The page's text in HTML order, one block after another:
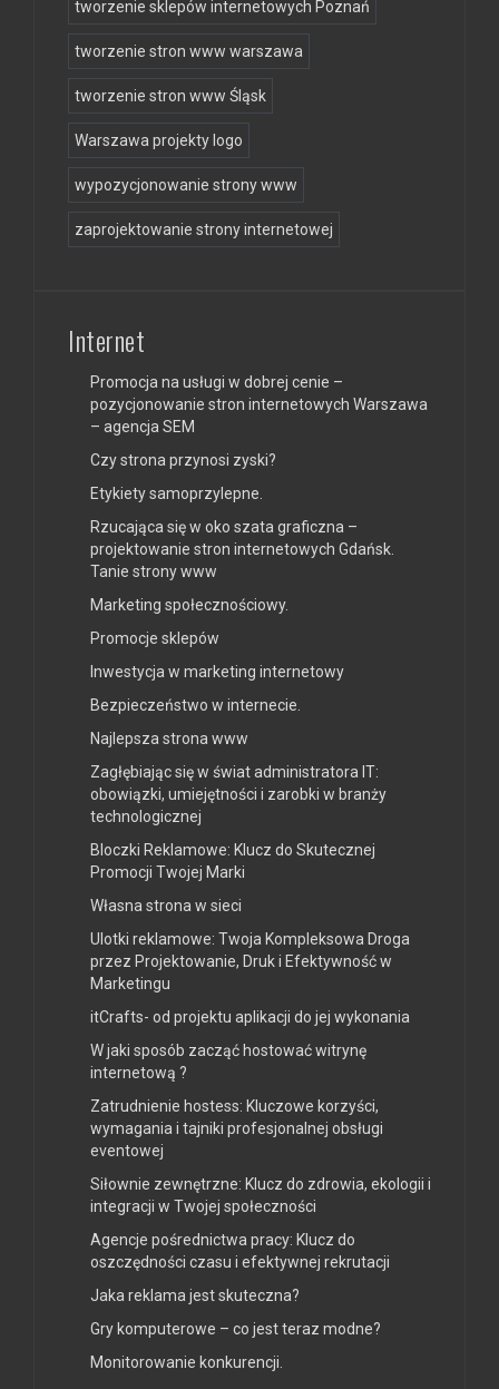
tworzenie sklepów internetowych Poznań
tworzenie stron www warszawa
tworzenie stron www Śląsk
Warszawa projekty logo
wypozycjonowanie strony www
zaprojektowanie strony internetowej
Internet
Promocja na usługi w dobrej cenie –
pozycjonowanie stron internetowych Warszawa
– agencja SEM
Czy strona przynosi zyski?
Etykiety samoprzylepne.
Rzucająca się w oko szata graficzna –
projektowanie stron internetowych Gdańsk.
Tanie strony www
Marketing społecznościowy.
Promocje sklepów
Inwestycja w marketing internetowy
Bezpieczeństwo w internecie.
Najlepsza strona www
Zagłębiając się w świat administratora IT:
obowiązki, umiejętności i zarobki w branży
technologicznej
Bloczki Reklamowe: Klucz do Skutecznej
Promocji Twojej Marki
Własna strona w sieci
Ulotki reklamowe: Twoja Kompleksowa Droga
przez Projektowanie, Druk i Efektywność w
Marketingu
itCrafts- od projektu aplikacji do jej wykonania
W jaki sposób zacząć hostować witrynę
internetową ?
Zatrudnienie hostess: Kluczowe korzyści,
wymagania i tajniki profesjonalnej obsługi
eventowej
Siłownie zewnętrzne: Klucz do zdrowia, ekologii i
integracji w Twojej społeczności
Agencje pośrednictwa pracy: Klucz do
oszczędności czasu i efektywnej rekrutacji
Jaka reklama jest skuteczna?
Gry komputerowe – co jest teraz modne?
Monitorowanie konkurencji.